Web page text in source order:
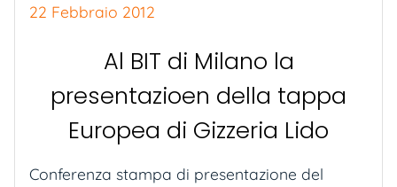
22 Febbraio 2012
Al BIT di Milano la
presentazioen della tappa
Europea di Gizzeria Lido
Conferenza stampa di presentazione del